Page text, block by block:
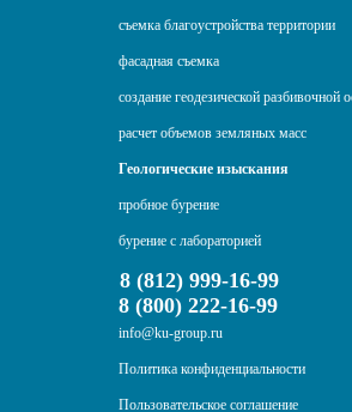
съемка благоустройства территории
фасадная съемка
создание геодезической разбивочной
расчет объемов земляных масс
Геологические изыскания
пробное бурение
бурение с лабораторией
8 (812) 999-16-99
8 (800) 222-16-99
info@ku-group.ru
Политика конфиденциальности
Пользовательское соглашение